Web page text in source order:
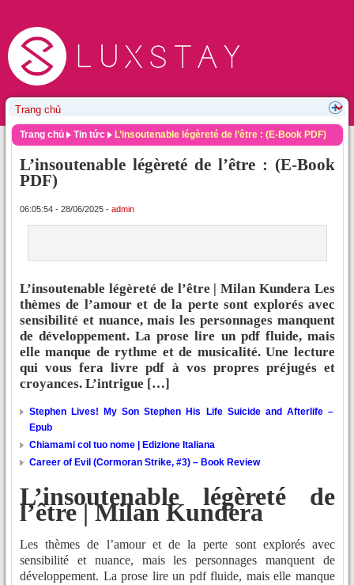
Trang chủ Tin tức L’insoutenable légèreté de l’être : (E-Book PDF)
L’insoutenable légèreté de l’être : (E-Book
PDF)
06:05:54 - 28/06/2025 - admin
L’insoutenable légèreté de l’être | Milan Kundera Les
thèmes de l’amour et de la perte sont explorés avec
sensibilité et nuance, mais les personnages manquent
de développement. La prose lire un pdf fluide, mais
elle manque de rythme et de musicalité. Une lecture
qui vous fera livre pdf à vos propres préjugés et
croyances. L’intrigue […]
Stephen Lives! My Son Stephen His Life Suicide and Afterlife –
Epub
Chiamami col tuo nome | Edizione Italiana
Career of Evil (Cormoran Strike, #3) – Book Review
L’insoutenable légèreté de
l’être | Milan Kundera
Les thèmes de l’amour et de la perte sont explorés avec
sensibilité et nuance, mais les personnages manquent de
développement. La prose lire un pdf fluide, mais elle manque